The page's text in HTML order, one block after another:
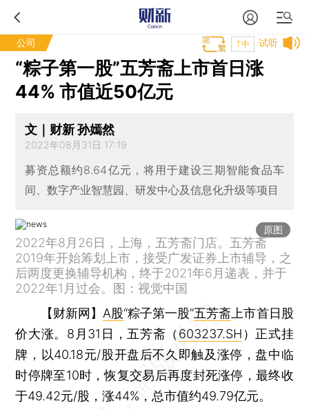
公司 试听
T中
“粽子第一股”五芳斋上市首日涨
44% 市值近50亿元
文｜财新 孙嫣然
2022年08月31日 17:19
募资总额约8.64亿元，将用于建设三期智能食品车
间、数字产业智慧园、研发中心及信息化升级等项目
原图
2022年8月26日，上海，五芳斋门店。五芳斋
2019年开始筹划上市，接受广发证券上市辅导，之
后两度更换辅导机构，终于2021年6月递表，并于
2022年1月过会。图：视觉中国
【财新网】 A股“粽子第一股”五芳斋 上市首日股
价大涨。8月31日，五芳斋（ 603237.SH ）正式挂
牌，以40.18元/股开盘后不久即触及涨停，盘中临
时停牌至10时，恢复交易后再度封死涨停，最终收
于49.42元/股，涨44%，总市值约49.79亿元。